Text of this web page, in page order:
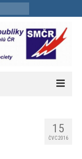
15
ČVC 2016